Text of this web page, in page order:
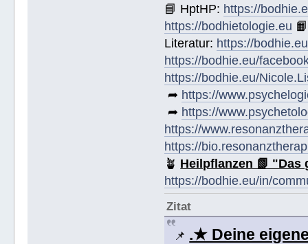
📘 HptHP: https://
https://bodhietologie.eu 📙
Literatur: https://
https://bodhie.eu/
https://bodhie.eu/
➦ https://
➦ https://
https://
https://
🪴 Heilpflanzen 📗
https://bodhie.eu/in/
Zitat
📌 .★ Deine